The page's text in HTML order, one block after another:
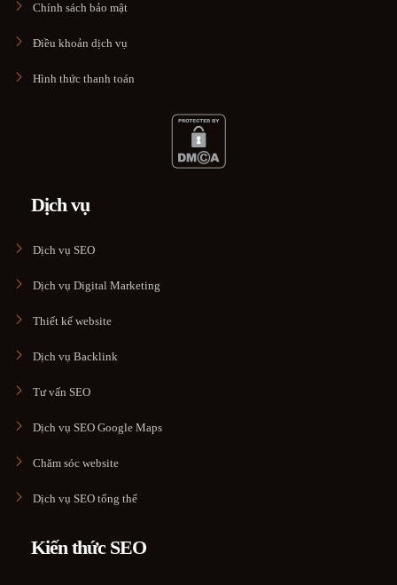
Chính sách bảo mật
Điều khoản dịch vụ
Hình thức thanh toán
Dịch vụ
Dịch vụ SEO
Dịch vụ Digital Marketing
Thiết kế website
Dịch vụ Backlink
Tư vấn SEO
Dịch vụ SEO Google Maps
Chăm sóc website
Dịch vụ SEO tổng thể
Kiến thức SEO